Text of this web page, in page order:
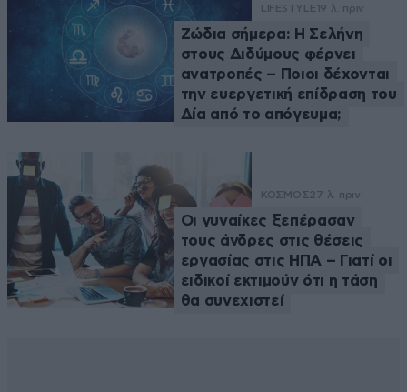
LIFESTYLE 19 λ. πριν
Ζώδια σήμερα: Η Σελήνη
στους Διδύμους φέρνει
ανατροπές – Ποιοι δέχονται
την ευεργετική επίδραση του
Δία από το απόγευμα;
ΚΟΣΜΟΣ27 λ. πριν
Οι γυναίκες ξεπέρασαν
τους άνδρες στις θέσεις
εργασίας στις ΗΠΑ – Γιατί οι
ειδικοί εκτιμούν ότι η τάση
θα συνεχιστεί